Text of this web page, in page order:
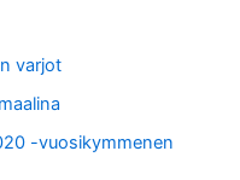
varjot
-vuosikymmenen